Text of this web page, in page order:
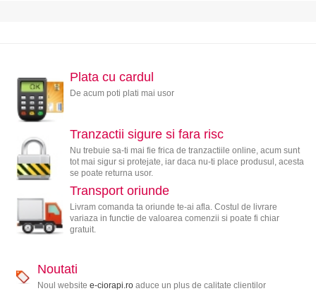
Plata cu cardul
De acum poti plati mai usor
Tranzactii sigure si fara risc
Nu trebuie sa-ti mai fie frica de tranzactiile online, acum sunt
tot mai sigur si protejate, iar daca nu-ti place produsul, acesta
se poate returna usor.
Transport oriunde
Livram comanda ta oriunde te-ai afla. Costul de livrare
variaza in functie de valoarea comenzii si poate fi chiar
gratuit.
Noutati
Noul website e-ciorapi.roaduce un plus de calitate clientilor